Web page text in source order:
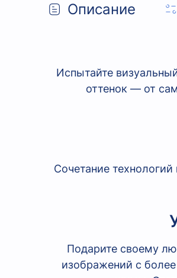
Описание
Испытайте
оттенок — от
Сочетание
Подарите своему
изображений с